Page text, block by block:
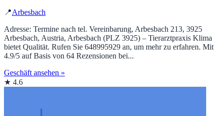
📍Arbesbach
Adresse: Termine nach tel. Vereinbarung, Arbesbach 213, 3925
Arbesbach, Austria, Arbesbach (PLZ 3925) – Tierarztpraxis Klima
bietet Qualität. Rufen Sie 648995929 an, um mehr zu erfahren. Mit
4.9/5 auf Basis von 64 Rezensionen bei...
Geschäft ansehen »
★ 4.6